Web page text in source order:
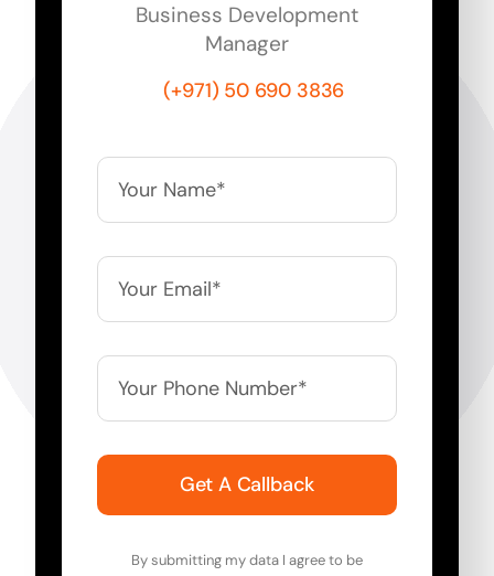
Business Development
Manager
(+971) 50 690 3836
Get A Callback
By submitting my data I agree to be